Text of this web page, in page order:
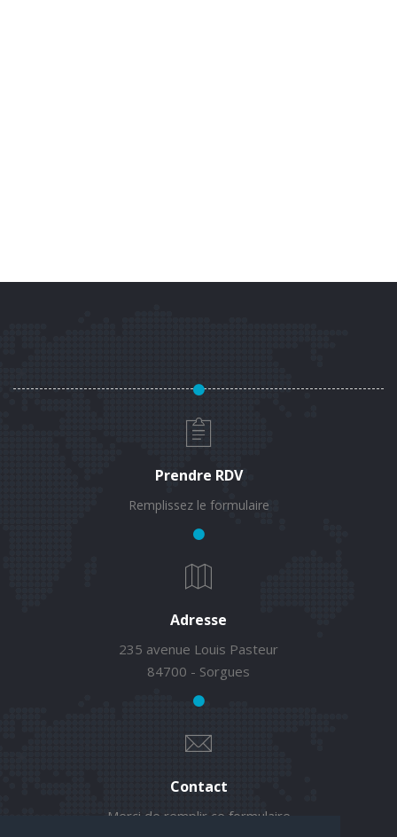
Prendre RDV
Remplissez le formulaire
Adresse
235 avenue Louis Pasteur
84700 - Sorgues
Contact
Merci de remplir ce formulaire